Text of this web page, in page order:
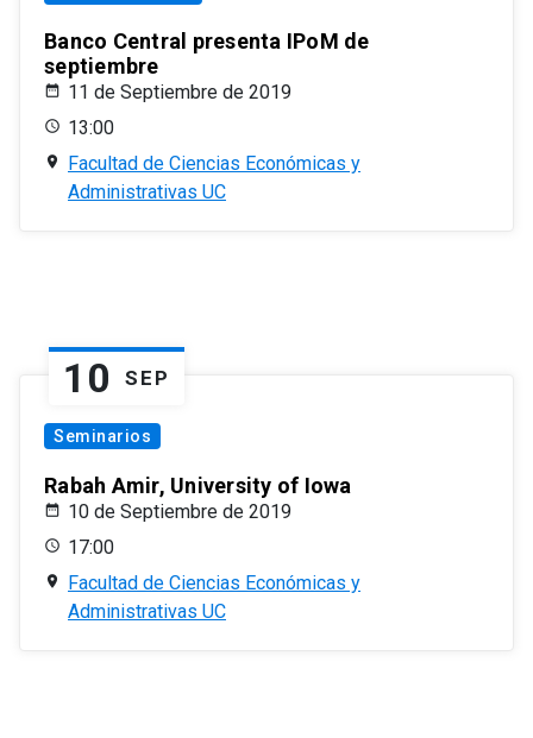
Banco Central presenta IPoM de
septiembre
11 de Septiembre de 2019
13:00
Facultad de Ciencias Económicas y
Administrativas UC
10 SEP
Seminarios
Rabah Amir, University of Iowa
10 de Septiembre de 2019
17:00
Facultad de Ciencias Económicas y
Administrativas UC